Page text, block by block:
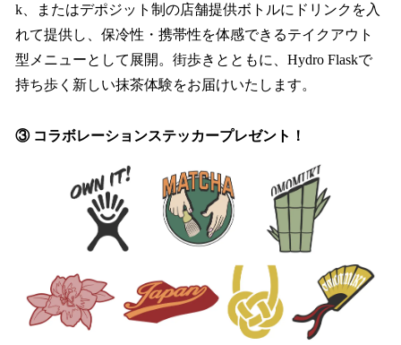
k、またはデポジット制の店舗提供ボトルにドリンクを入
れて提供し、保冷性・携帯性を体感できるテイクアウト
型メニューとして展開。街歩きとともに、Hydro Flaskで
持ち歩く新しい抹茶体験をお届けいたします。
③ コラボレーションステッカープレゼント！